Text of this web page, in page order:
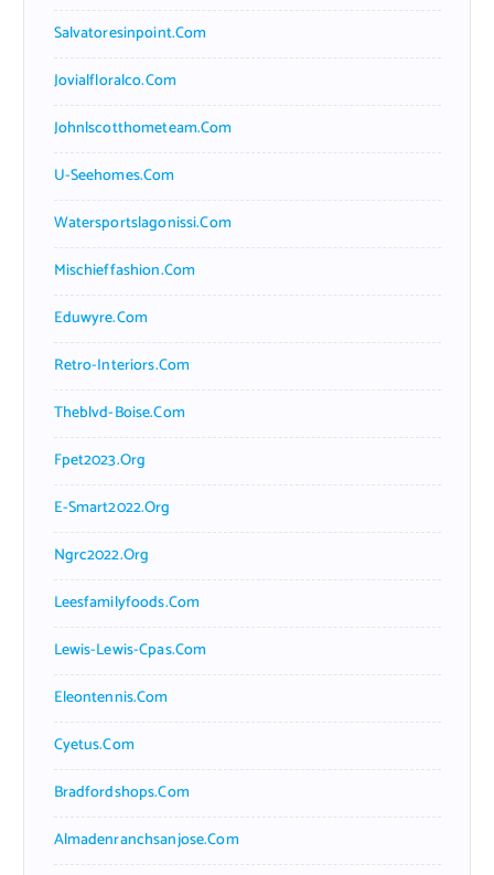
Salvatoresinpoint.com
Jovialfloralco.com
Johnlscotthometeam.com
U-Seehomes.com
Watersportslagonissi.com
Mischieffashion.com
Eduwyre.com
Retro-Interiors.com
Theblvd-Boise.com
Fpet2023.org
E-Smart2022.org
Ngrc2022.org
Leesfamilyfoods.com
Lewis-Lewis-Cpas.com
Eleontennis.com
Cyetus.com
Bradfordshops.com
Almadenranchsanjose.com